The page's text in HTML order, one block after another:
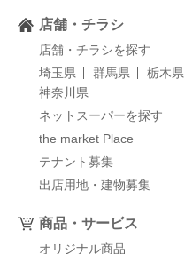
店舗・チラシ
店舗・チラシを探す
埼玉県
群馬県 栃木県
神奈川県
ネットスーパーを探す
the market Place
テナント募集
出店用地・建物募集
商品・サービス
オリジナル商品